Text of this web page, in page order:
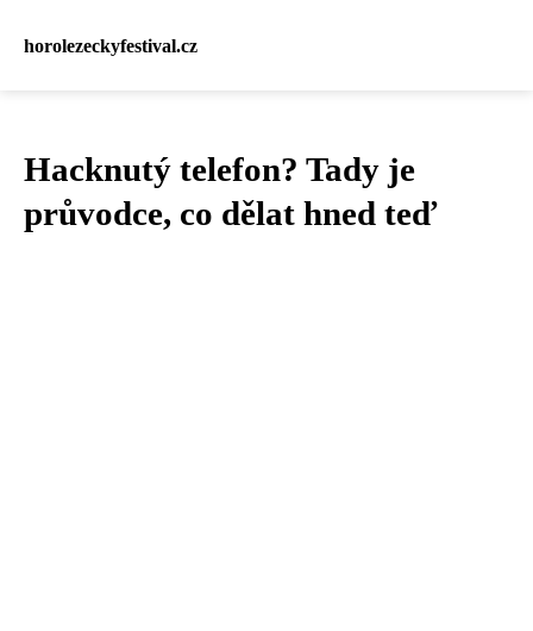
horolezeckyfestival.cz
Hacknutý telefon? Tady je
průvodce, co dělat hned teď